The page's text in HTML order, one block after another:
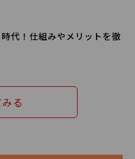
代！仕組みやメリットを徹
る